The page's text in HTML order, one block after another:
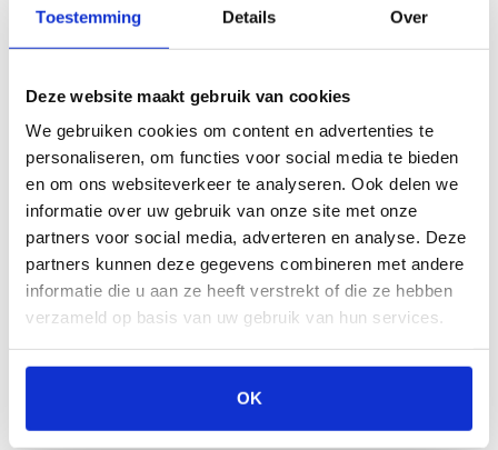
Toestemming Details Over
Deze website maakt gebruik van cookies
We gebruiken cookies om content en advertenties te
personaliseren, om functies voor social media te bieden
en om ons websiteverkeer te analyseren. Ook delen we
informatie over uw gebruik van onze site met onze
partners voor social media, adverteren en analyse. Deze
partners kunnen deze gegevens combineren met andere
informatie die u aan ze heeft verstrekt of die ze hebben
verzameld op basis van uw gebruik van hun services.
OK
BarbecueShop kamado hoes large
Bescherm je barbecue het hele jaar door met de premium
hoogwaardige hoes is gemaakt van sterke, weerbestendige stof
die bestand is tegen regen, zon, wind en sneeuw, zodat jouw
barbecue er altijd als nieuw uit blijft zien. De hoes is ontworpen
met oog voor detail en gebruiksgemak: aan de onderste helft
bevindt zich een verstelbaar trekkoord voor een strakke
pasvorm, terwijl een extra trekkoord met lock-systeem aan de
onderzijde ervoor zorgt dat de hoes stevig blijft zitten, zelfs bij
harde wind. Daarnaast is de hoes voorzien van meerdere
vastmaakt aan de poten van je barbecue, zodat verschuiven of
Voor luchtcirculatie is er ook een speciaal beschermd ventilatie